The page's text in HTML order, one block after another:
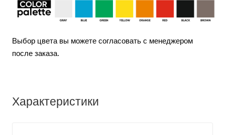
Выбор цвета вы можете согласовать с менеджером
после заказа.
Характеристики